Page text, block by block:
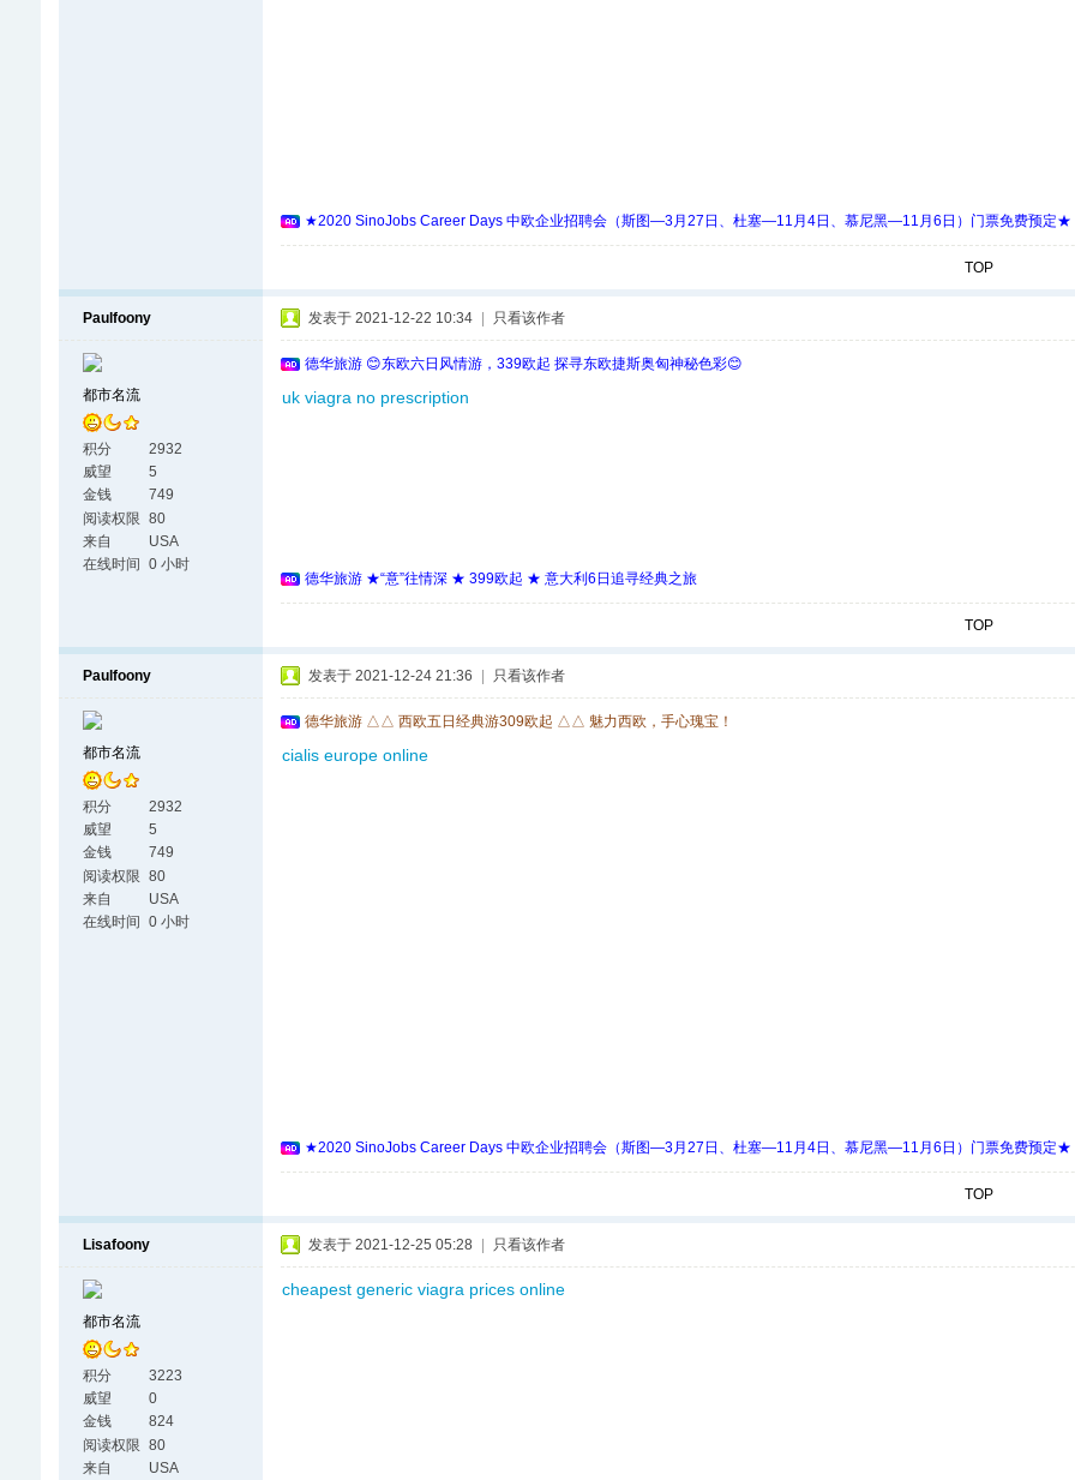
★2020 SinoJobs Career Days 中欧企业招聘会（斯图—3月27日、杜塞—11月4日、慕尼黑—11月6日）门票免费预定★
TOP
Paulfoony
都市名流
积分
2932
威望
5
金钱
749
阅读权限 80
来自
USA
在线时间
0 小时
发表于 2021-12-22 10:34 只看该作者
德华旅游 😊东欧六日风情游，339欧起 探寻东欧捷斯奥匈神秘色彩😊
uk viagra no prescription
德华旅游 ★“意”往情深 ★ 399欧起 ★ 意大利6日追寻经典之旅
TOP
Paulfoony
都市名流
积分
2932
威望
5
金钱
749
阅读权限 80
来自
USA
在线时间
0 小时
发表于 2021-12-24 21:36 只看该作者
德华旅游 △△ 西欧五日经典游309欧起 △△ 魅力西欧，手心瑰宝！
cialis europe online
★2020 SinoJobs Career Days 中欧企业招聘会（斯图—3月27日、杜塞—11月4日、慕尼黑—11月6日）门票免费预定★
TOP
Lisafoony
都市名流
积分
3223
威望
0
金钱
824
阅读权限 80
来自
USA
发表于 2021-12-25 05:28 只看该作者
cheapest generic viagra prices online